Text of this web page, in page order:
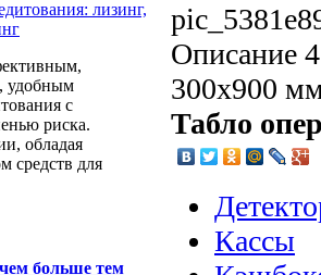
удобным
с
риска.
обладая
средств для
больше тем
Описание
300х900
Табло
Кассы